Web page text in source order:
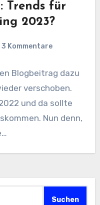
Trends für
2023?
3 Kommentare
Blogbeitrag dazu
verschoben.
und da sollte
Nun denn,